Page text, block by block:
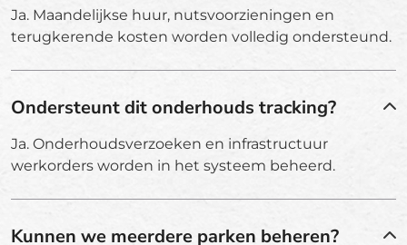
Ja. Maandelijkse huur, nutsvoorzieningen en
terugkerende kosten worden volledig ondersteund.
Ondersteunt dit onderhouds tracking?
Ja. Onderhoudsverzoeken en infrastructuur
werkorders worden in het systeem beheerd.
Kunnen we meerdere parken beheren?